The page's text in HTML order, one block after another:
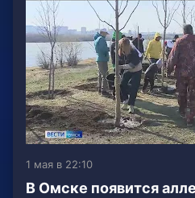
1 мая в 22:10
В Омске появится